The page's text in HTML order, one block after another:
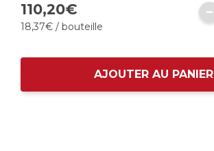
110,20€
18,37€ / bouteille
AJOUTER AU PANIER